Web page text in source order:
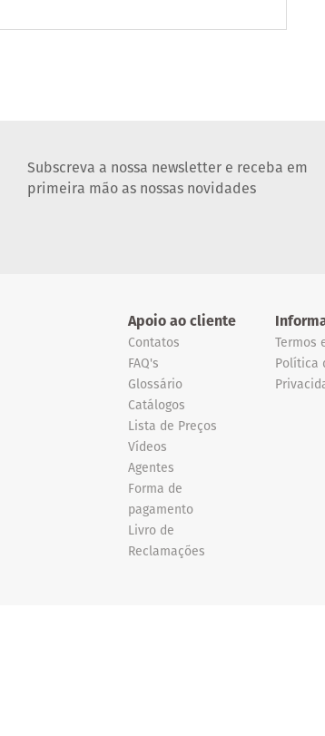
Subscreva a nossa newsletter e receba em
primeira mão as nossas novidades
Apoio ao cliente
Contatos
FAQ's
Glossário
Catálogos
Lista de Preços
Vídeos
Agentes
Forma de
pagamento
Livro de
Reclamações
Termos
Política